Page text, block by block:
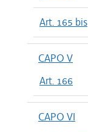
Art. 165 bis
CAPO V
Art. 166
CAPO VI